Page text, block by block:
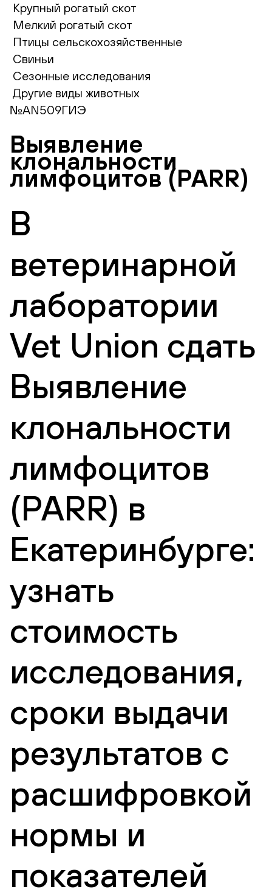
Крупный рогатый скот
Мелкий рогатый скот
Птицы сельскохозяйственные
Свиньи
Сезонные исследования
Другие виды животных
№AN509ГИЭ
Выявление
клональности
лимфоцитов (PARR)
В
ветеринарной
лаборатории
Vet Union сдать
Выявление
клональности
лимфоцитов
(PARR) в
Екатеринбурге:
узнать
стоимость
исследования,
сроки выдачи
результатов с
расшифровкой
нормы и
показателей